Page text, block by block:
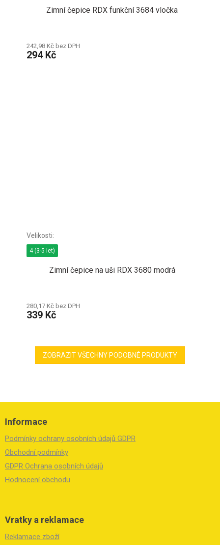
Zimní čepice RDX funkční 3684 vločka
242,98 Kč bez DPH
294 Kč
Zimní čepice na uši RDX 3680 modrá
280,17 Kč bez DPH
339 Kč
4 (3-5 let)
ZOBRAZIT VŠECHNY PODOBNÉ PRODUKTY
Z
Informace
Podmínky ochrany osobních údajů GDPR
Obchodní podmínky
GDPR Ochrana osobních údajů
Hodnocení obchodu
Vratky a reklamace
Reklamace zboží